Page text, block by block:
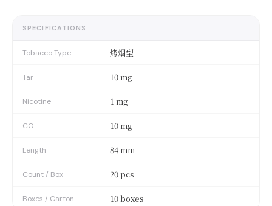
SPECIFICATIONS
Tobacco Type 烤烟型
Tar 10 mg
Nicotine 1 mg
CO 10 mg
Length 84 mm
Count / Box 20 pcs
Boxes / Carton 10 boxes